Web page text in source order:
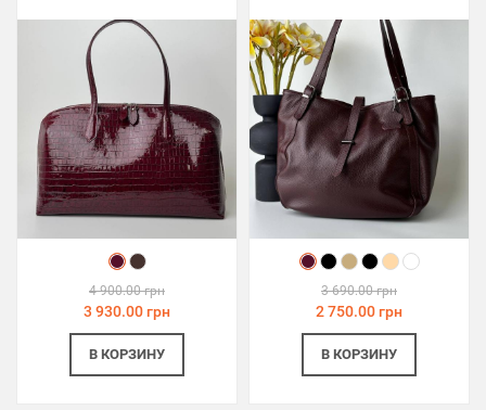
4 900.00 грн
3 930.00 грн
В КОРЗИНУ
3 690.00 грн
2 750.00 грн
В КОРЗИНУ